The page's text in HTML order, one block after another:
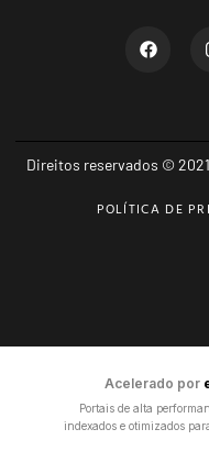
Direitos reservados ©
POLÍTICA DE
Acelerado por
Portais de alta
indexados e otimizados